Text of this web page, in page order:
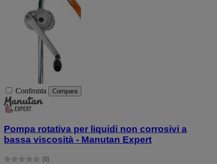
Confronta Compara
Pompa rotativa per liquidi non corrosivi a
bassa viscosità - Manutan Expert
(0)